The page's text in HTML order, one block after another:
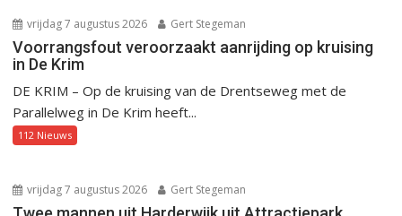
vrijdag 7 augustus 2026 Gert Stegeman
Voorrangsfout veroorzaakt aanrijding op kruising
in De Krim
DE KRIM – Op de kruising van de Drentseweg met de
Parallelweg in De Krim heeft...
112 Nieuws
vrijdag 7 augustus 2026 Gert Stegeman